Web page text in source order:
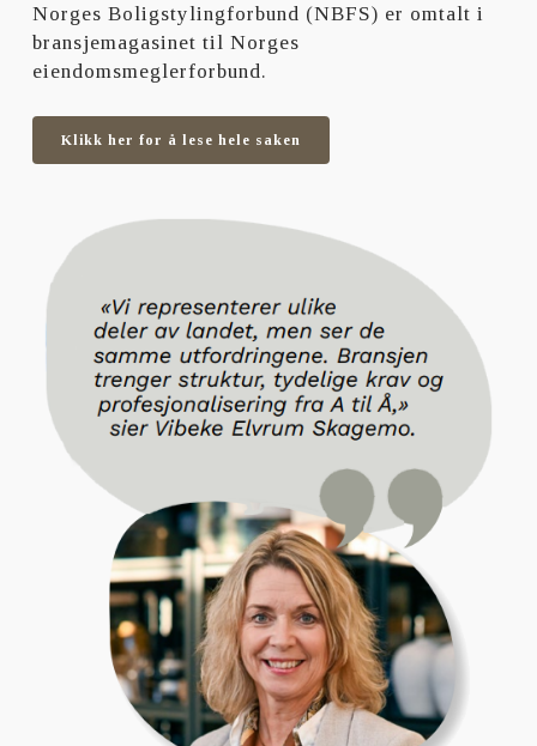
Norges Boligstylingforbund (NBFS) er omtalt i
bransjemagasinet til Norges
eiendomsmeglerforbund.
Klikk her for å lese hele saken